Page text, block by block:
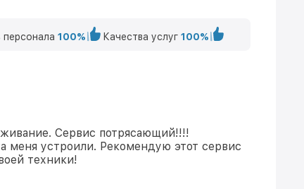
персонала 100% Качества услуг 100%
Сервис потрясающий!!!!
меня устроили. Рекомендую этот сервис
техники!